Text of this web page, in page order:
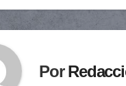
Por